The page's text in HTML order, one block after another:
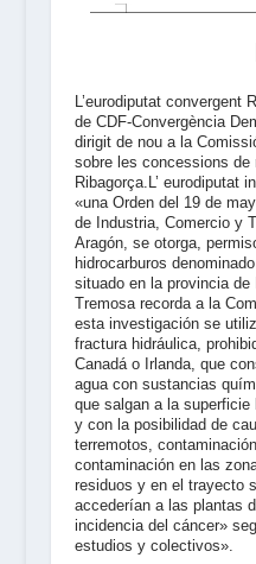
L’eurodiputat convergent
de CDF-Convergència
dirigit de nou a la
sobre les concessions de
Ribagorça.L’ eurodiputat
«una Orden del 19 de
de Industria, Comercio y
Aragón, se otorga,
hidrocarburos
situado en la provincia de
Tremosa recorda a la
esta investigación se
fractura hidráulica,
Canadá o Irlanda, que
agua con sustancias
que salgan a la
y con la posibilidad de
terremotos,
contaminación en las
residuos y en el trayecto
accederían a las plantas
incidencia del cáncer»
estudios y colectivos».